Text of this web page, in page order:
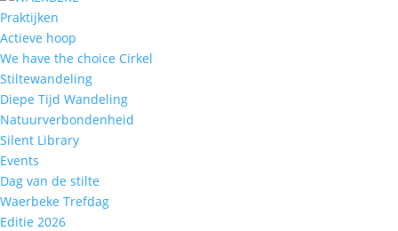
Praktijken
Actieve hoop
We have the choice Cirkel
Stiltewandeling
Diepe Tijd Wandeling
Natuurverbondenheid
Silent Library
Events
Dag van de stilte
Waerbeke Trefdag
Editie 2026